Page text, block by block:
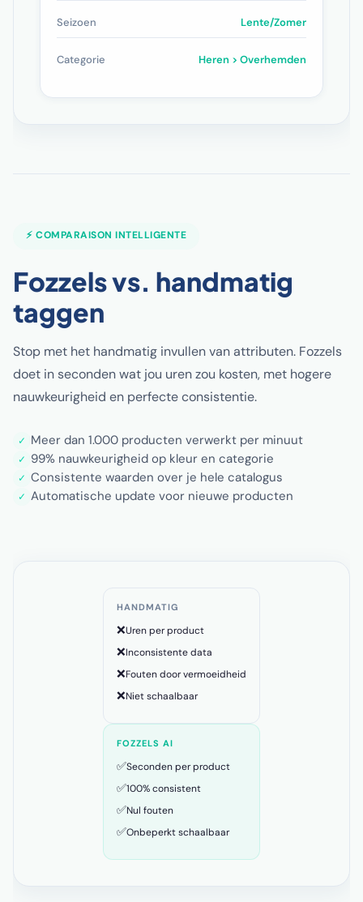
Seizoen Lente/Zomer
Categorie Heren > Overhemden
⚡ COMPARAISON INTELLIGENTE
Fozzels vs. handmatig
taggen
Stop met het handmatig invullen van attributen. Fozzels
doet in seconden wat jou uren zou kosten, met hogere
nauwkeurigheid en perfecte consistentie.
✓ Meer dan 1.000 producten verwerkt per minuut
✓ 99% nauwkeurigheid op kleur en categorie
✓ Consistente waarden over je hele catalogus
✓ Automatische update voor nieuwe producten
HANDMATIG
❌Uren per product
❌Inconsistente data
❌Fouten door vermoeidheid
❌Niet schaalbaar
FOZZELS AI
✅Seconden per product
✅100% consistent
✅Nul fouten
✅Onbeperkt schaalbaar